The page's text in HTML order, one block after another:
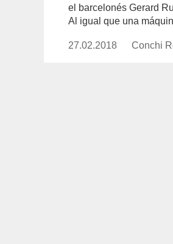
el barcelonés Gerard
Al igual que una
Publicado
27.02.2018
https://
Conchi